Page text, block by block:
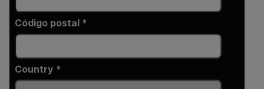
Código postal *
Country *